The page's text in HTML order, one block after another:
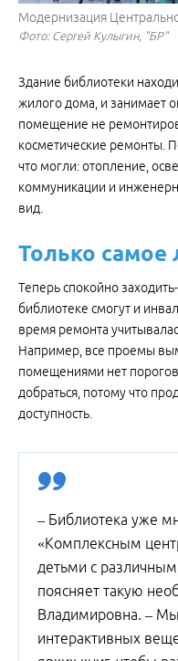
Модернизация
Фото: Сергей Кулыгин, "БР"
Здание библиотеки
жилого дома, и занимает
помещение не
косметические ремонты.
что могли: отопление,
коммуникации и
вид.
Только самое
Теперь спокойно
библиотеке смогут и
время ремонта
Например, все проемы
помещениями нет
добраться, потому что
доступность.
– Библиотека уже
«Комплексным
детьми с
поясняет такую
Владимировна. –
интерактивных